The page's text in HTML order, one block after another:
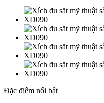
Đặc điểm nổi bật